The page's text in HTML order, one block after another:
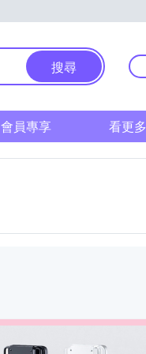
搜尋
會員專享 看更多